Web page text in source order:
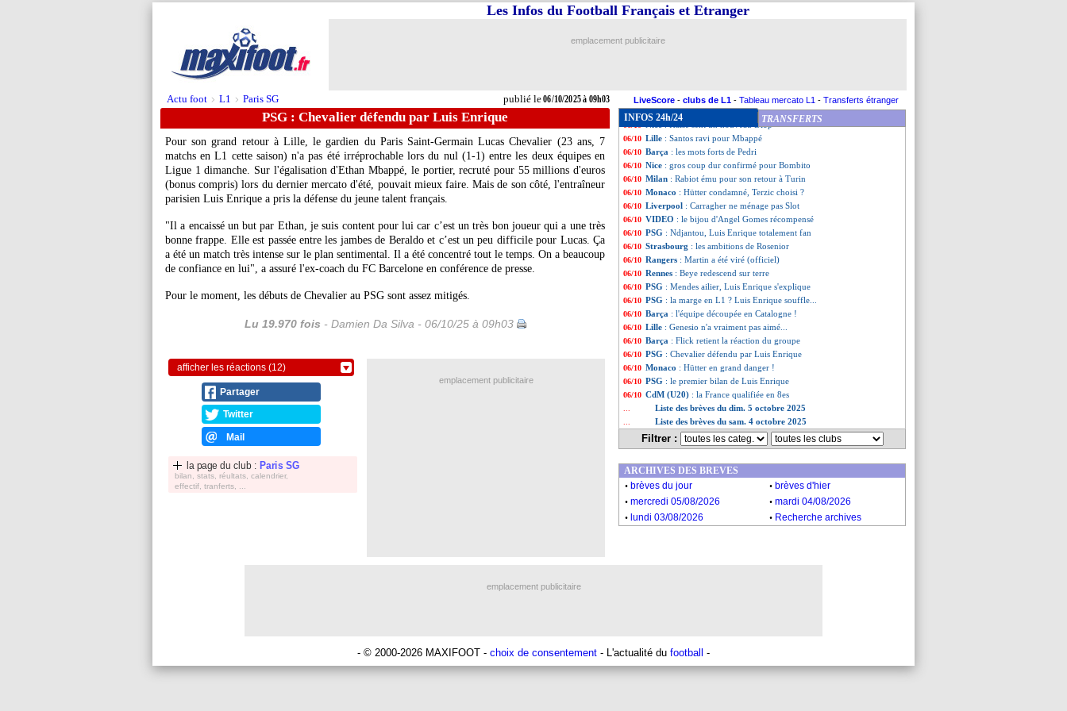
Actu foot > L1 > Paris SG publié le06/10/2025 à 09h03
Les Infos du Football Français et Etranger
emplacement publicitaire
LiveScore - clubs de L1 - Tableau mercato L1 - Transferts étranger
PSG : Chevalier défendu par Luis Enrique
Pour son grand retour à Lille, le gardien du Paris Saint-Germain LucasChevalier (23 ans, 7
matchs en L1 cette saison) n'a pas été irréprochable lors du nul (1-1) entre les deux équipes en
Ligue 1 dimanche. Sur l'égalisation d'Ethan Mbappé, le portier, recruté pour 55 millions d'euros
(bonus compris) lors du dernier mercato d'été, pouvait mieux faire. Mais de son côté, l'entraîneur
parisien Luis Enrique a pris la défense du jeune talent français.
"Il a encaissé un but par Ethan, je suis content pour lui car c’est un très bon joueur qui a une très
bonne frappe. Elle est passée entre les jambes de Beraldo et c’est un peu difficile pour Lucas. Ça
a été un match très intense sur le plan sentimental. Il a été concentré tout le temps. On a beaucoup
de confiance en lui", a assuré l'ex-coach du FC Barcelone en conférence de presse.
Pour le moment, les débuts de Chevalier au PSG sont assez mitigés.
Lu 19.970 fois - Damien Da Silva - 06/10/25 à 09h03
afficher les réactions (12)
Partager
Twitter
Mail
la page du club : Paris SG
bilan, stats, réultats, calendrier,
effectif, tranferts, ...
INFOS 24h/24 TRANSFERTS
06/10 OM: Aguerd agressé à l'aéroport !
06/10 Arsenal : Saka, la fierté d'Henry
06/10 EdF: Deschamps juge l'intégration d'Olise
06/10 PSG: Neves dispensé par le Portugal
06/10 Man Utd: offres XXL pour Fernandes ?
: Haise sent un nouveau Diop
06/10 Lille : Santos ravi pour Mbappé
06/10 Barça : les mots forts de Pedri
06/10 Nice : gros coup dur confirmé pour Bombito
06/10 Milan : Rabiot ému pour son retour à Turin
06/10 Monaco : Hütter condamné, Terzic choisi ?
06/10 Liverpool : Carragher ne ménage pas Slot
06/10 VIDEO : le bijou d'Angel Gomes récompensé
06/10 PSG : Ndjantou, Luis Enrique totalement fan
06/10 Strasbourg : les ambitions de Rosenior
06/10 Rangers : Martin a été viré (officiel)
06/10 Rennes : Beye redescend sur terre
06/10 PSG : Mendes ailier, Luis Enrique s'explique
06/10 PSG : la marge en L1 ? Luis Enrique souffle...
06/10 Barça : l'équipe découpée en Catalogne !
06/10 Lille : Genesio n'a vraiment pas aimé...
06/10 Barça : Flick retient la réaction du groupe
06/10 PSG : Chevalier défendu par Luis Enrique
06/10 Monaco : Hütter en grand danger !
06/10 PSG : le premier bilan de Luis Enrique
06/10 CdM (U20) : la France qualifiée en 8es
Liste des brèves du dim. 5 octobre 2025
Liste des brèves du sam. 4 octobre 2025
Filtrer :
emplacement publicitaire
ARCHIVES DES BREVES
. brèves du jour . brèves d'hier
. mercredi 05/08/2026 . mardi 04/08/2026
. lundi 03/08/2026 . Recherche archives
emplacement publicitaire
- © 2000-2026 MAXIFOOT - choix de consentement - L'actualité du football -